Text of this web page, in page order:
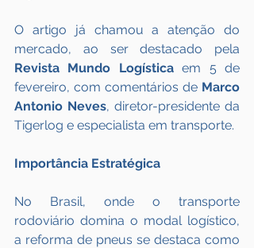
O artigo já chamou a atenção do
Revista Mundo Logística em 5 de
fevereiro, com comentários de Marco
Antonio Neves, diretor-presidente da
Tigerlog e especialista em transporte.
Importância Estratégica
No Brasil, onde o transporte
rodoviário domina o modal logístico,
a reforma de pneus se destaca como